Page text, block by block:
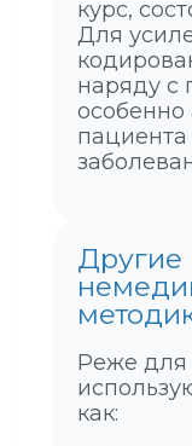
курс,
Для
наряду с
особенно
Другие
Реже для
как: